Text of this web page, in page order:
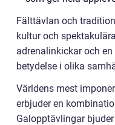
Fälttävlan och
kultur och
adrenalinkickar och
betydelse i olika
Världens mest
erbjuder en
Galopptävlingar